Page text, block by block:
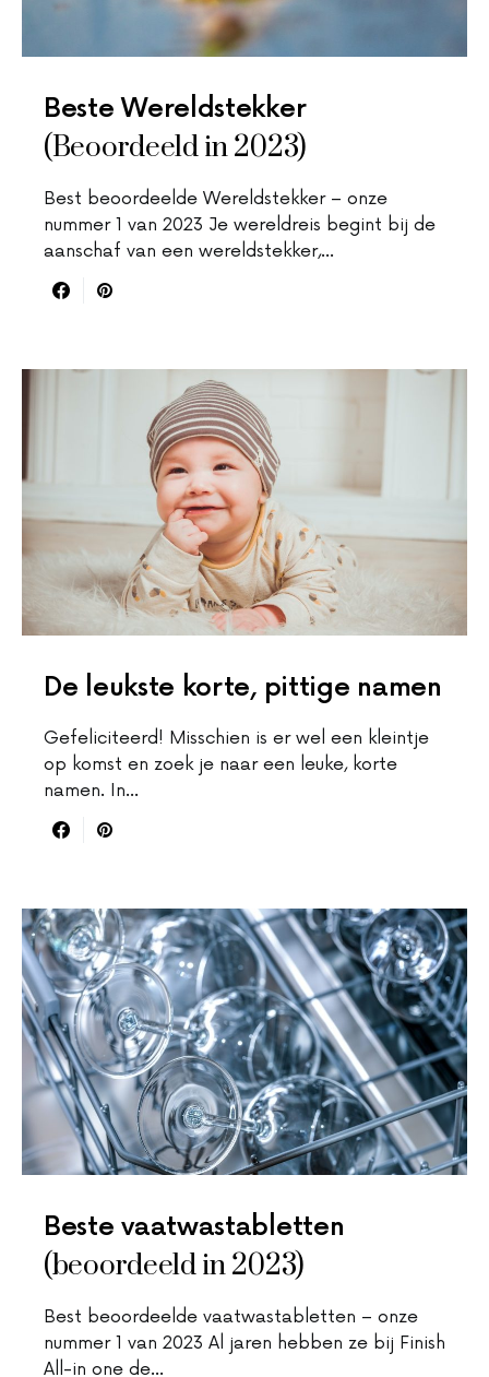
Beste Wereldstekker
(Beoordeeld in 2023)
Best beoordeelde Wereldstekker – onze
nummer 1 van 2023 Je wereldreis begint bij de
aanschaf van een wereldstekker,…
De leukste korte, pittige namen
Gefeliciteerd! Misschien is er wel een kleintje
op komst en zoek je naar een leuke, korte
namen. In…
Beste vaatwastabletten
(beoordeeld in 2023)
Best beoordeelde vaatwastabletten – onze
nummer 1 van 2023 Al jaren hebben ze bij Finish
All-in one de…